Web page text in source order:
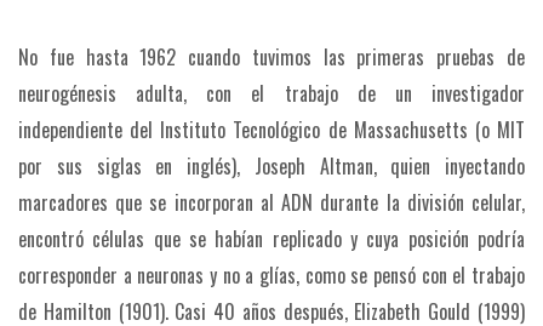
No fue hasta 1962 cuando tuvimos las primeras pruebas de
neurogénesis adulta, con el trabajo de un investigador
independiente del Instituto Tecnológico de Massachusetts (o MIT
por sus siglas en inglés), Joseph Altman, quien inyectando
marcadores que se incorporan al ADN durante la división celular,
encontró células que se habían replicado y cuya posición podría
corresponder a neuronas y no a glías, como se pensó con el trabajo
de Hamilton (1901). Casi 40 años después, Elizabeth Gould (1999)